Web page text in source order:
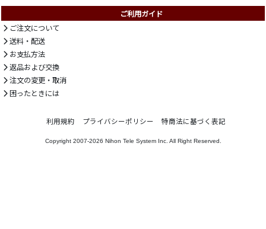
ご利用ガイド
ご注文について
送料・配送
お支払方法
返品および交換
注文の変更・取消
困ったときには
利用規約 プライバシーポリシー 特商法に基づく表記
Copyright 2007-2026 Nihon Tele System Inc. All Right Reserved.